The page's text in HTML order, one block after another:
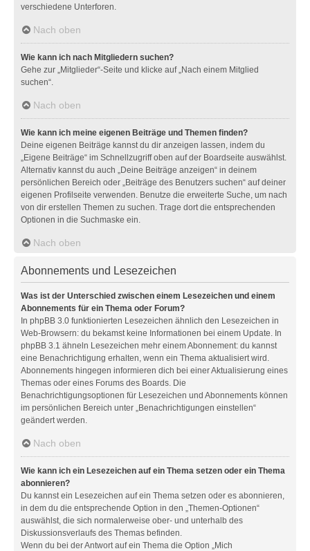
verschiedene Unterforen.
Nach oben
Wie kann ich nach Mitgliedern suchen?
Gehe zur „Mitglieder“-Seite und klicke auf „Nach einem Mitglied
suchen“.
Nach oben
Wie kann ich meine eigenen Beiträge und Themen finden?
Deine eigenen Beiträge kannst du dir anzeigen lassen, indem du
„Eigene Beiträge“ im Schnellzugriff oben auf der Boardseite auswählst.
Alternativ kannst du auch „Deine Beiträge anzeigen“ in deinem
persönlichen Bereich oder „Beiträge des Benutzers suchen“ auf deiner
eigenen Profilseite verwenden. Benutze die erweiterte Suche, um nach
von dir erstellen Themen zu suchen. Trage dort die entsprechenden
Optionen in die Suchmaske ein.
Nach oben
Abonnements und Lesezeichen
Was ist der Unterschied zwischen einem Lesezeichen und einem
Abonnements für ein Thema oder Forum?
In phpBB 3.0 funktionierten Lesezeichen ähnlich den Lesezeichen in
Web-Browsern: du bekamst keine Informationen bei einem Update. In
phpBB 3.1 ähneln Lesezeichen mehr einem Abonnement: du kannst
eine Benachrichtigung erhalten, wenn ein Thema aktualisiert wird.
Abonnements hingegen informieren dich bei einer Aktualisierung eines
Themas oder eines Forums des Boards. Die
Benachrichtigungsoptionen für Lesezeichen und Abonnements können
im persönlichen Bereich unter „Benachrichtigungen einstellen“
geändert werden.
Nach oben
Wie kann ich ein Lesezeichen auf ein Thema setzen oder ein Thema
abonnieren?
Du kannst ein Lesezeichen auf ein Thema setzen oder es abonnieren,
in dem du die entsprechende Option in den „Themen-Optionen“
auswählst, die sich normalerweise ober- und unterhalb des
Diskussionsverlaufs des Themas befinden.
Wenn du bei der Antwort auf ein Thema die Option „Mich